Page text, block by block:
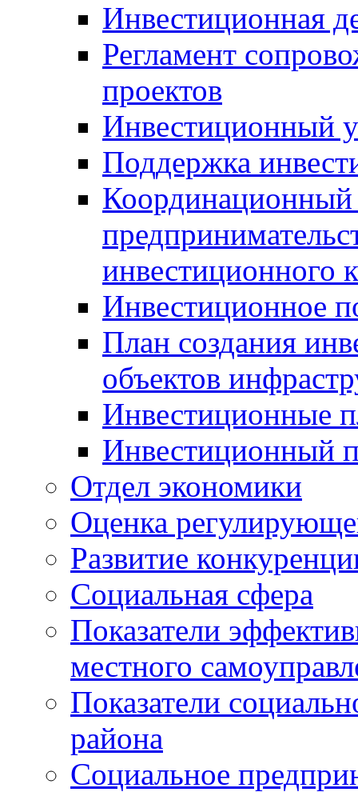
Инвестиционная
Регламент
проектов
Инвестиционный
Поддержка
Координационный
инвестиционного
Инвестиционное
План создания
объектов
Инвестиционные
Инвестиционный
Отдел экономики
Оценка
Развитие
Социальная сфера
Показатели
местного
Показатели
района
Социальное